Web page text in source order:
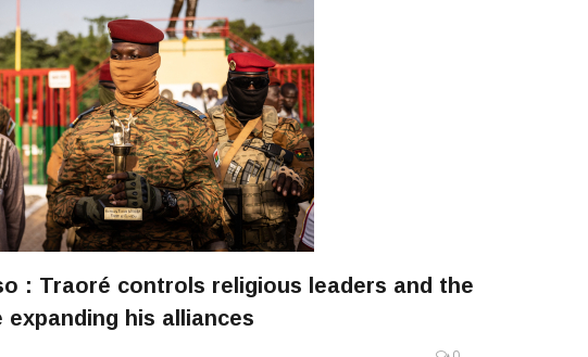
: Traoré controls religious leaders and the
expanding his alliances